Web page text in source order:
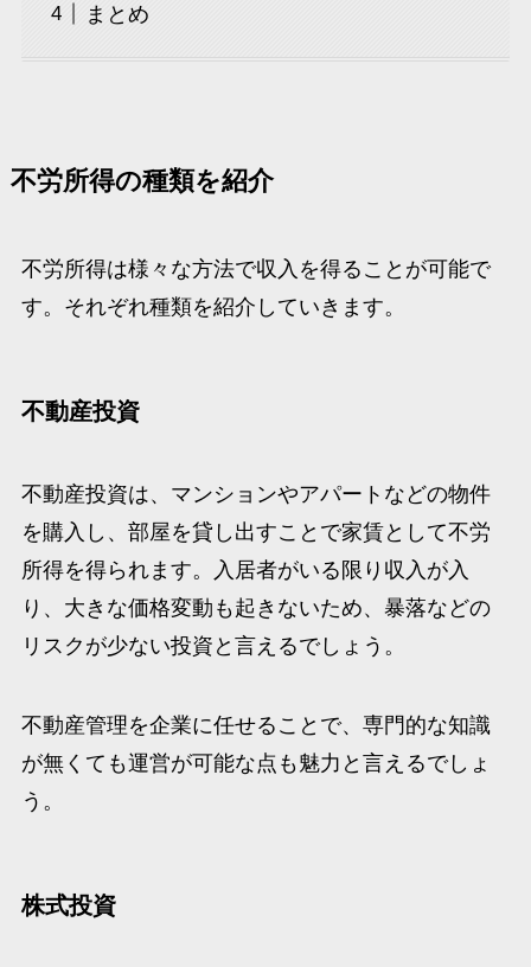
まとめ
不労所得の種類を紹介
不労所得は様々な方法で収入を得ることが可能で
す。それぞれ種類を紹介していきます。
不動産投資
不動産投資は、マンションやアパートなどの物件
を購入し、部屋を貸し出すことで家賃として不労
所得を得られます。入居者がいる限り収入が入
り、大きな価格変動も起きないため、暴落などの
リスクが少ない投資と言えるでしょう。
不動産管理を企業に任せることで、専門的な知識
が無くても運営が可能な点も魅力と言えるでしょ
う。
株式投資